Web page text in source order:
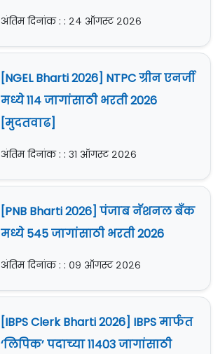
अंतिम दिनांक : : २४ ऑगस्ट २०२६
[NGEL Bharti 2026] NTPC ग्रीन एनर्जी
मध्ये 114 जागांसाठी भरती 2026
[मुदतवाढ]
अंतिम दिनांक : : ३१ ऑगस्ट २०२६
[PNB Bharti 2026] पंजाब नॅशनल बँक
मध्ये 545 जागांसाठी भरती 2026
अंतिम दिनांक : : ०९ ऑगस्ट २०२६
[IBPS Clerk Bharti 2026] IBPS मार्फत
‘लिपिक’ पदाच्या 11403 जागांसाठी